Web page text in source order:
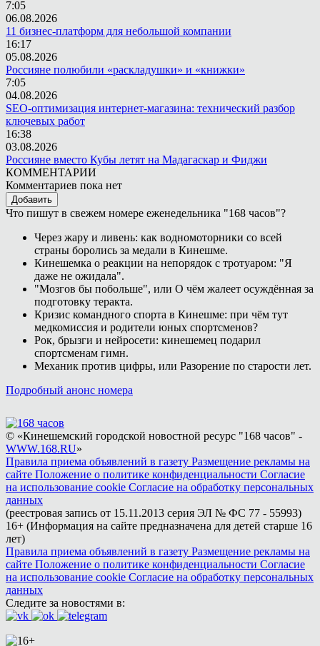
7:05
06.08.2026
11 бизнес-платформ для небольшой компании
16:17
05.08.2026
Россияне полюбили «раскладушки» и «книжки»
7:05
04.08.2026
SEO-оптимизация интернет-магазина: технический разбор
ключевых работ
16:38
03.08.2026
Россияне вместо Кубы летят на Мадагаскар и Фиджи
КОММЕНТАРИИ
Комментариев пока нет
Добавить
Что пишут в свежем номере еженедельника "168 часов"?
Через жару и ливень: как водномоторники со всей
страны боролись за медали в Кинешме.
Кинешемка о реакции на непорядок с тротуаром: "Я
даже не ожидала".
"Мозгов бы побольше", или О чём жалеет осуждённая за
подготовку теракта.
Кризис командного спорта в Кинешме: при чём тут
медкомиссия и родители юных спортсменов?
Рок, брызги и нейросети: кинешемец подарил
спортсменам гимн.
Механик против цифры, или Разорение по старости лет.
Подробный анонс номера
© «Кинешемский городской новостной ресурс "168 часов" -
WWW.168.RU»
Правила приема объявлений в газету Размещение рекламы на
сайте Положение о политике конфиденциальности Согласие
на использование cookie Согласие на обработку персональных
данных
(реестровая запись от 15.11.2013 серия ЭЛ № ФС 77 - 55993)
16+ (Информация на сайте предназначена для детей старше 16
лет)
Правила приема объявлений в газету Размещение рекламы на
сайте Положение о политике конфиденциальности Согласие
на использование cookie Согласие на обработку персональных
данных
Следите за новостями в: